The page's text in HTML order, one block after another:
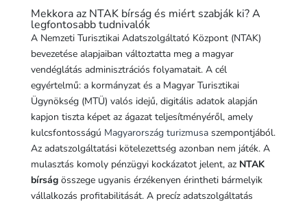
Mekkora az NTAK bírság és miért szabják ki? A
legfontosabb tudnivalók
A Nemzeti Turisztikai Adatszolgáltató Központ (NTAK)
bevezetése alapjaiban változtatta meg a magyar
vendéglátás adminisztrációs folyamatait. A cél
egyértelmű: a kormányzat és a Magyar Turisztikai
Ügynökség (MTÜ) valós idejű, digitális adatok alapján
kapjon tiszta képet az ágazat teljesítményéről, amely
kulcsfontosságú Magyarország turizmusaszempontjából.
Az adatszolgáltatási kötelezettség azonban nem játék. A
mulasztás komoly pénzügyi kockázatot jelent, az NTAK
bírságösszege ugyanis érzékenyen érintheti bármelyik
vállalkozás profitabilitását. A precíz adatszolgáltatás